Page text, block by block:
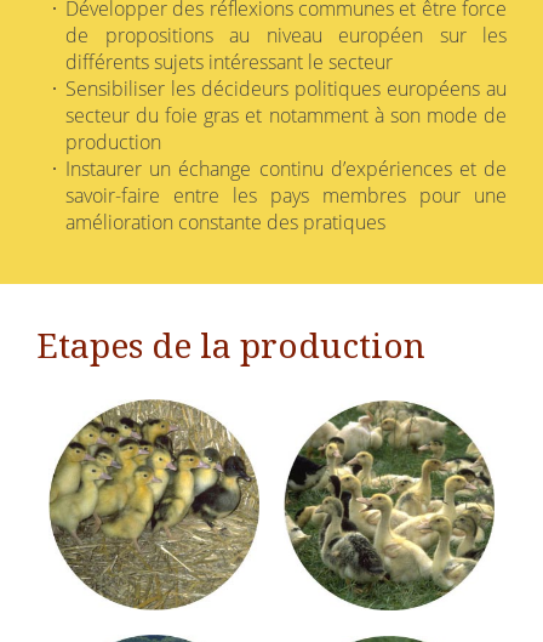
Développer des réflexions communes et être force
de propositions au niveau européen sur les
différents sujets intéressant le secteur
Sensibiliser les décideurs politiques européens au
secteur du foie gras et notamment à son mode de
production
Instaurer un échange continu d’expériences et de
savoir-faire entre les pays membres pour une
amélioration constante des pratiques
Etapes de la production